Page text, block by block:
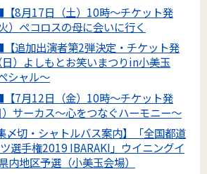
8月17日（土）10時～チケット発
）ペコロスの母に会いに行く
追加出演者第2弾決定・チケット発
）よしもとお笑いまつりin小美玉
シャル～
7月12日（金）10時～チケット発
サーカス～心をつなぐハーモニー～
〆切・シャトルバス案内】「全国都道
選手権2019 IBARAKI」ウイニングイ
内地区予選（小美玉会場）